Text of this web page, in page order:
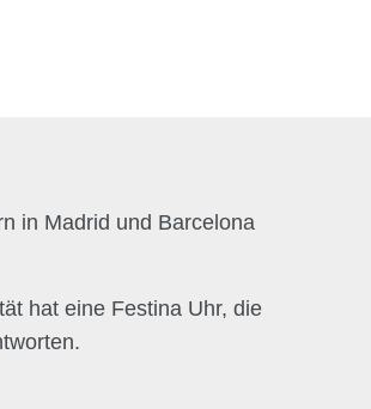
in Madrid und Barcelona
hat eine Festina Uhr, die